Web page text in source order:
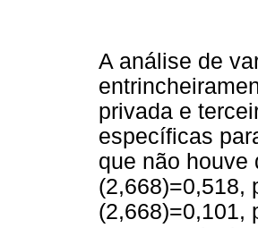
A análise de
privada e
específicas
que não houve
(2,668)=0,518,
(2,668)=0,101,